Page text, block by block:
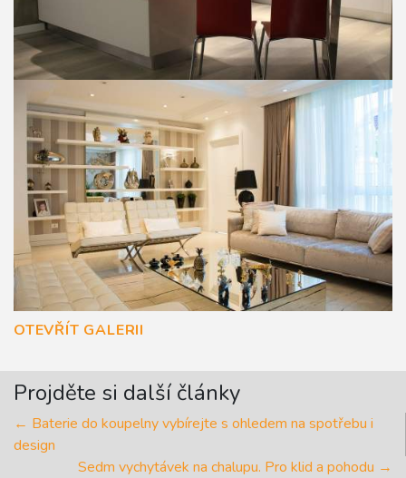
OTEVŘÍT GALERII
Projděte si další články
← Baterie do koupelny vybírejte s ohledem na spotřebu i
design
Sedm vychytávek na chalupu. Pro klid a pohodu →